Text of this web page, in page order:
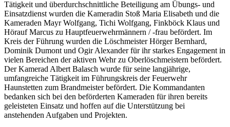
Tätigkeit und überdurchschnittliche Beteiligung am Übungs- und
Einsatzdienst wurden die Kameradin Stoß Maria Elisabeth und die
Kameraden Mayr Wolfgang, Tichi Wolfgang, Finkböck Klaus und
Hörauf Marcus zu Hauptfeuerwehrmännern / -frau befördert. Im
Kreis der Führung wurden die Löschmeister Hörger Bernhard,
Dominik Dumont und Ogir Alexander für ihr starkes Engagement in
vielen Bereichen der aktiven Wehr zu Oberlöschmeistern befördert.
Der Kamerad Albert Balasch wurde für seine langjährige,
umfangreiche Tätigkeit im Führungskreis der Feuerwehr
Haunstetten zum Brandmeister befördert. Die Kommandanten
bedanken sich bei den beförderten Kameraden für ihren bereits
geleisteten Einsatz und hoffen auf die Unterstützung bei
anstehenden Aufgaben und Projekten.